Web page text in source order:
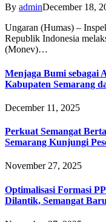
By adminDecember 18,
Ungaran (Humas) –
Republik Indonesia
(Monev)…
Menjaga Bumi sebagai
Kabupaten Semarang
December 11, 2025
Perkuat Semangat
Semarang Kunjungi
November 27, 2025
Optimalisasi Formasi
Dilantik, Semangat